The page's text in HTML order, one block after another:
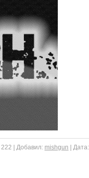
222 Добавил: mishgun Дата: